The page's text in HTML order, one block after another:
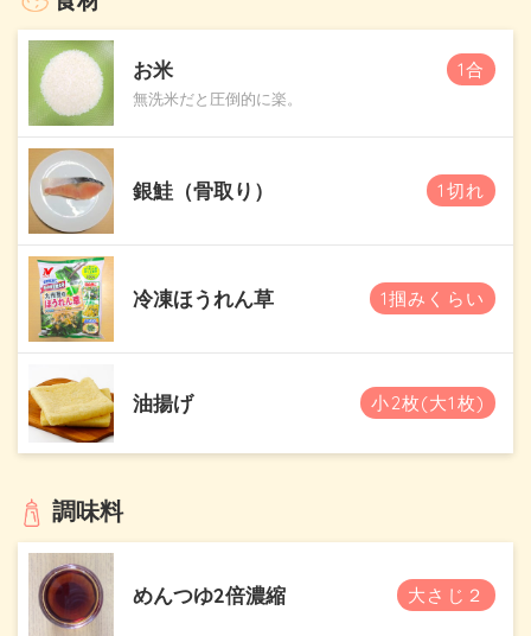
お米 1合
無洗米だと圧倒的に楽。
銀鮭（骨取り） 1切れ
冷凍ほうれん草 1掴みくらい
油揚げ 小2枚(大1枚)
調味料
めんつゆ2倍濃縮 大さじ２